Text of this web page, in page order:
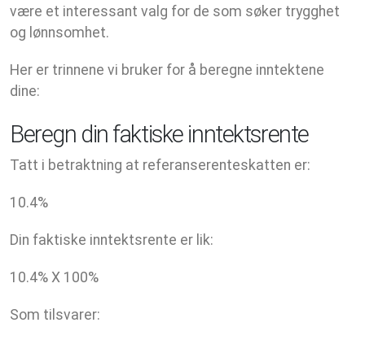
være et interessant valg for de som søker trygghet
og lønnsomhet.
Her er trinnene vi bruker for å beregne inntektene
dine:
Beregn din faktiske inntektsrente
Tatt i betraktning at referanserenteskatten er:
10.4%
Din faktiske inntektsrente er lik:
10.4% X 100%
Som tilsvarer: